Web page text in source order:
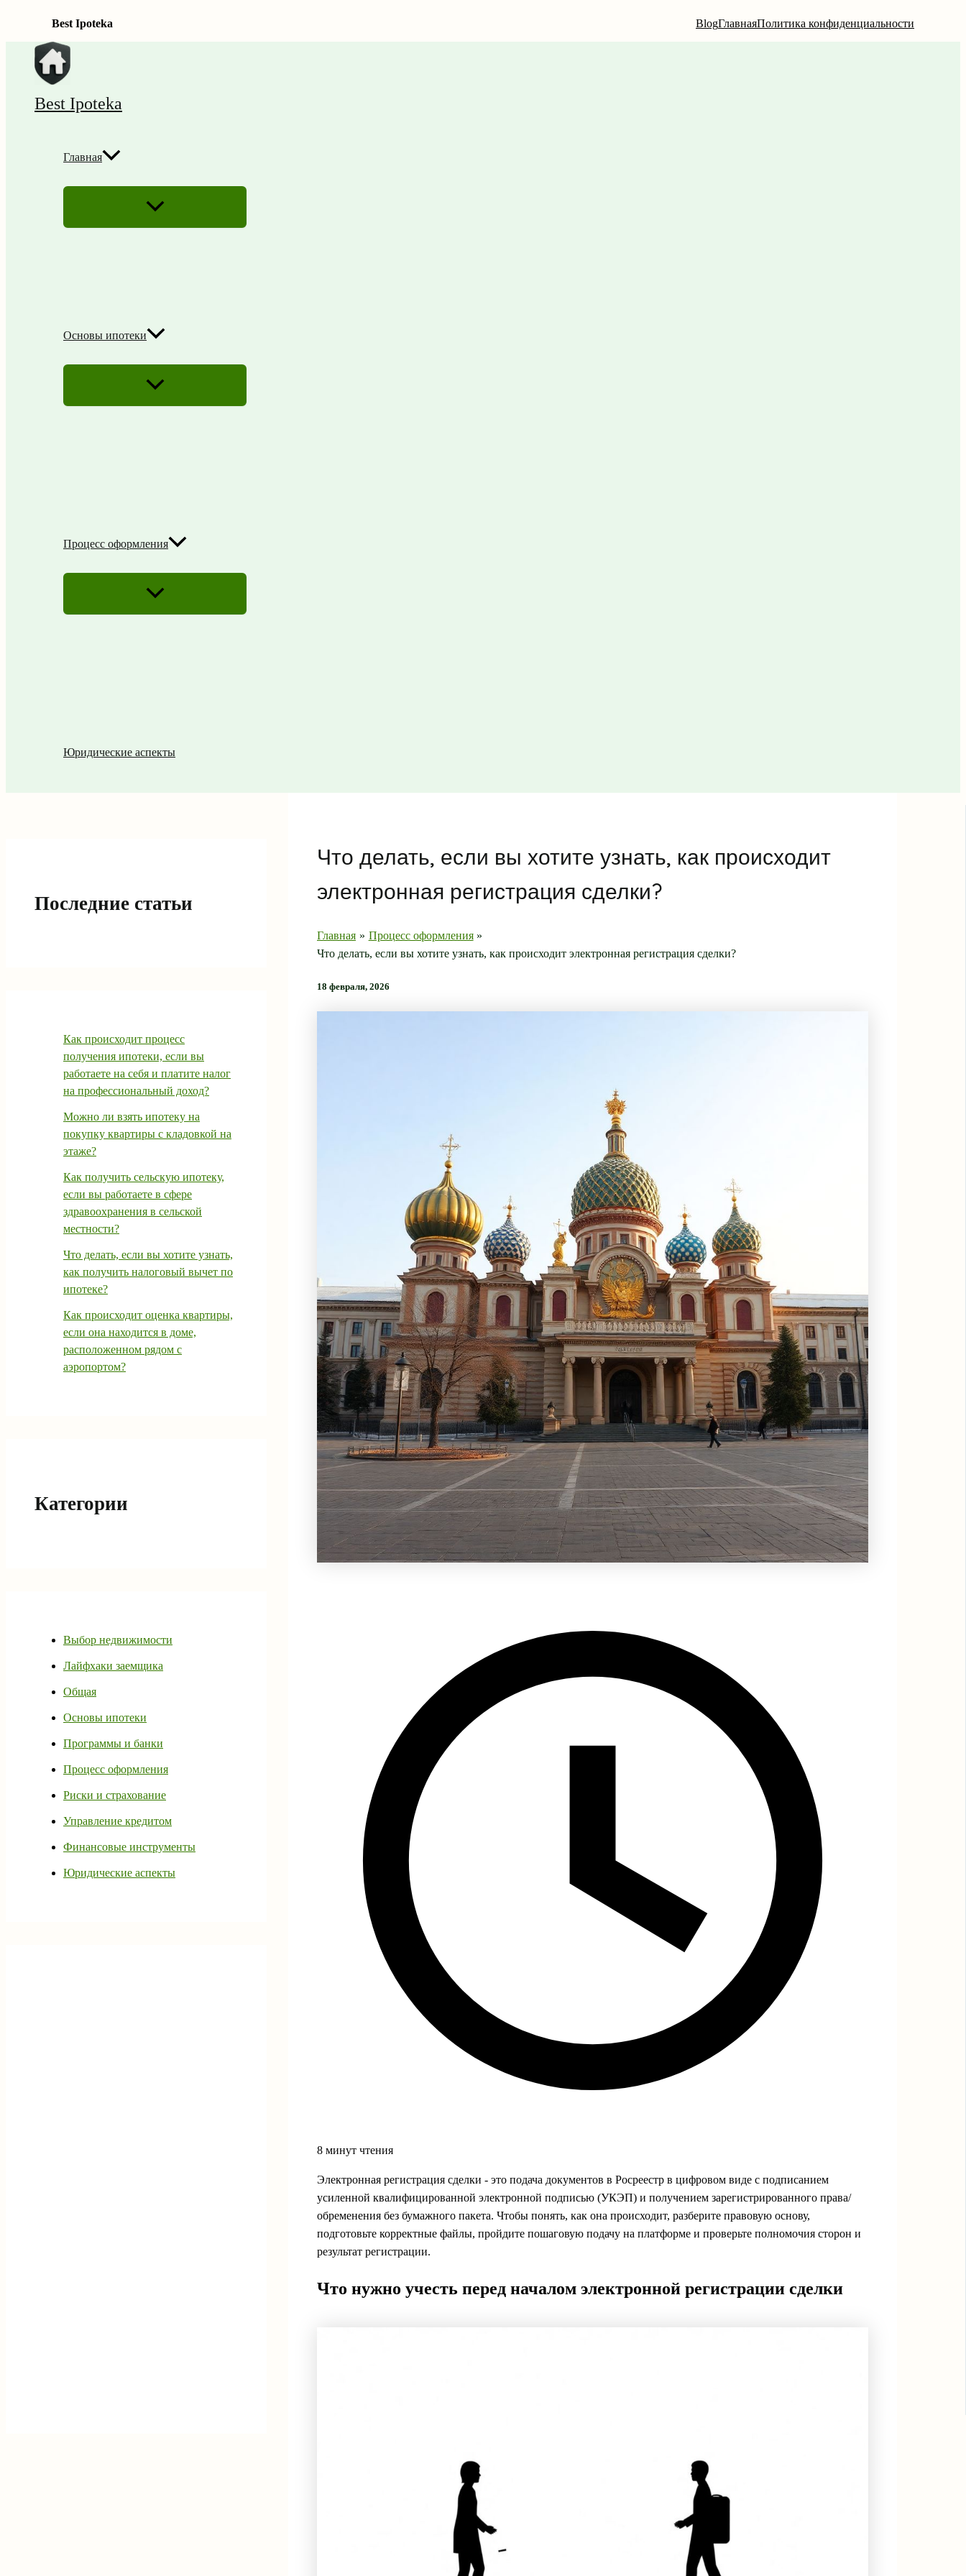
Best Ipoteka BlogГлавнаяПолитика конфиденциальности
Перейти
содержимому
Best Ipoteka
Главная
ПЕРЕКЛЮЧАТЕЛЬ
МЕНЮ
Основы ипотеки
ПЕРЕКЛЮЧАТЕЛЬ
МЕНЮ
Процесс оформления
ПЕРЕКЛЮЧАТЕЛЬ
Юридические аспекты
Последние статьи
Как происходит процесс
получения ипотеки, если вы
работаете на себя и платите налог
на профессиональный доход?
Можно ли взять ипотеку на
покупку квартиры с кладовкой на
этаже?
Как получить сельскую ипотеку,
если вы работаете в сфере
здравоохранения в сельской
местности?
Что делать, если вы хотите узнать,
как получить налоговый вычет по
ипотеке?
Как происходит оценка квартиры,
если она находится в доме,
расположенном рядом с
аэропортом?
Категории
Выбор недвижимости
Лайфхаки заемщика
Общая
Основы ипотеки
Программы и банки
Процесс оформления
Риски и страхование
Управление кредитом
Финансовые инструменты
Юридические аспекты
Что делать, если вы хотите узнать, как происходит
электронная регистрация сделки?
Главная
Процесс оформления
Что делать, если вы хотите узнать, как происходит электронная регистрация сделки?
18 февраля, 2026
8 минут чтения
Электронная регистрация сделки - это подача документов в Росреестр в цифровом виде с подписанием
усиленной квалифицированной электронной подписью (УКЭП) и получением зарегистрированного права/
обременения без бумажного пакета. Чтобы понять, как она происходит, разберите правовую основу,
подготовьте корректные файлы, пройдите пошаговую подачу на платформе и проверьте полномочия сторон и
результат регистрации.
Что нужно учесть перед началом электронной регистрации сделки